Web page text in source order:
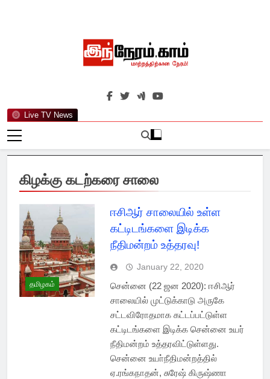
Live TV News
இந்நேரம்.காம்
செய்திகளுக்கு அப்பால்…
கிழக்கு கடற்கரை சாலை
தமிழகம்
ஈசிஆர் சாலையில் உள்ள
கட்டிடங்களை இடிக்க
நீதிமன்றம் உத்தரவு!
January 22, 2020
சென்னை (22 ஜன 2020): ஈசிஆர்
சாலையில் முட்டுக்காடு அருகே
சட்டவிரோதமாக கட்டப்பட்டுள்ள
கட்டிடங்களை இடிக்க சென்னை உயர்
நீதிமன்றம் உத்தரவிட்டுள்ளது.
சென்னை உயா்நீதிமன்றத்தில்
ஏ.ரங்கநாதன், சுரேஷ் கிருஷ்ணா